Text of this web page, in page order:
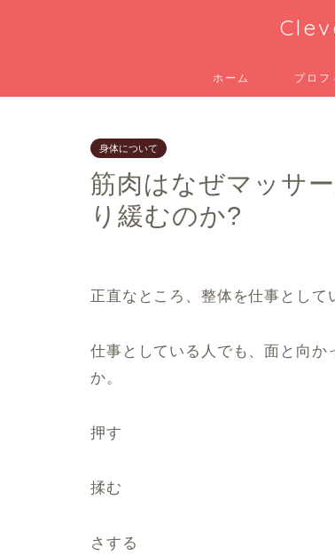
ホーム プロフ
身体について
筋肉はなぜマッサ
り緩むのか?
正直なところ、整体を仕事として
仕事としている人でも、面と向か
か。
押す
揉む
さする